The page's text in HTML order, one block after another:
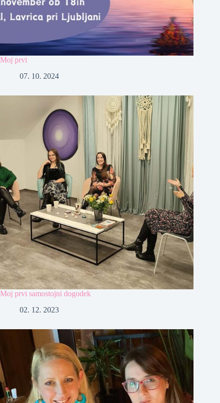
Moj prvi
07. 10. 2024
Moj prvi samostojni dogodek
02. 12. 2023